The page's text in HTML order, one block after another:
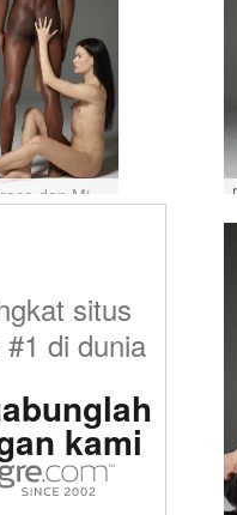
situs
di dunia
kami